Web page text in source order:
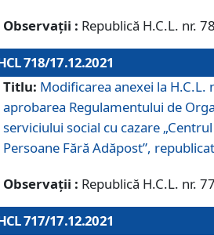
Observații : Republică H.C.L. nr.
718/17.12.2021
Titlu: Modificarea anexei la
aprobarea Regulamentului de
serviciului social cu cazare
Persoane Fără Adăpost”,
Observații : Republică H.C.L. nr.
717/17.12.2021